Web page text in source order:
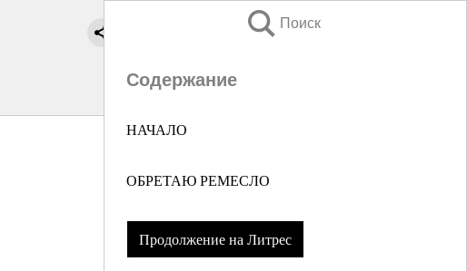
Поиск
Содержание
НАЧАЛО
ОБРЕТАЮ РЕМЕСЛО
Продолжение на Литрес